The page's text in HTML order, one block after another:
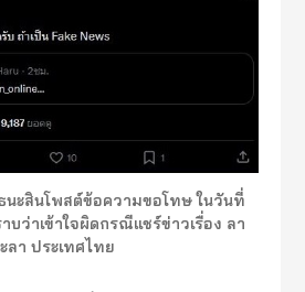
นะสินโพสต์ข้อความขอโทษ ในวันที่
บว่าเข้าใจผิดกรณีแชร์ข่าวเรื่อง ลา
ลา ประเทศไทย